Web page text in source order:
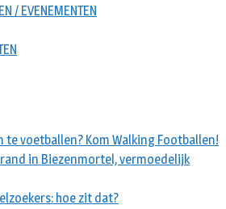
/ EVENEMENTEN
te voetballen? Kom Walking Footballen!
in Biezenmortel, vermoedelijk
hoe zit dat?